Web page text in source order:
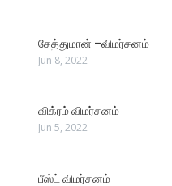
சேத்துமான் –விமர்சனம்
Jun 8, 2022
விக்ரம் விமர்சனம்
Jun 5, 2022
பீஸ்ட் விமர்சனம்